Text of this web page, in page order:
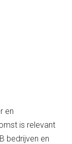
en
is relevant
bedrijven en